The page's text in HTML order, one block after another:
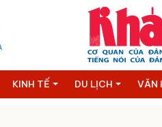
KINH TẾ DU LỊCH VĂN